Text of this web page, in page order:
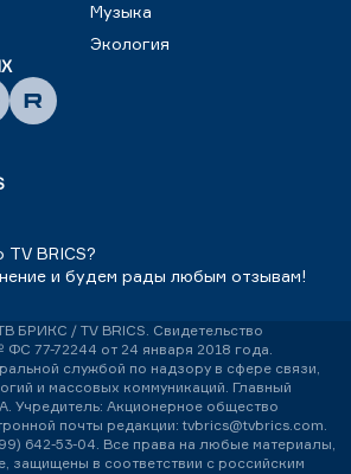
Музыка
Экология
BRICS?
и будем рады любым отзывам!
БРИКС / TV BRICS. Свидетельство
77-72244 от 24 января 2018 года.
службой по надзору в сфере связи,
и массовых коммуникаций. Главный
Учредитель: Акционерное общество
почты редакции: tvbrics@tvbrics.com.
642-53-04. Все права на любые материалы,
защищены в соответствии с российским